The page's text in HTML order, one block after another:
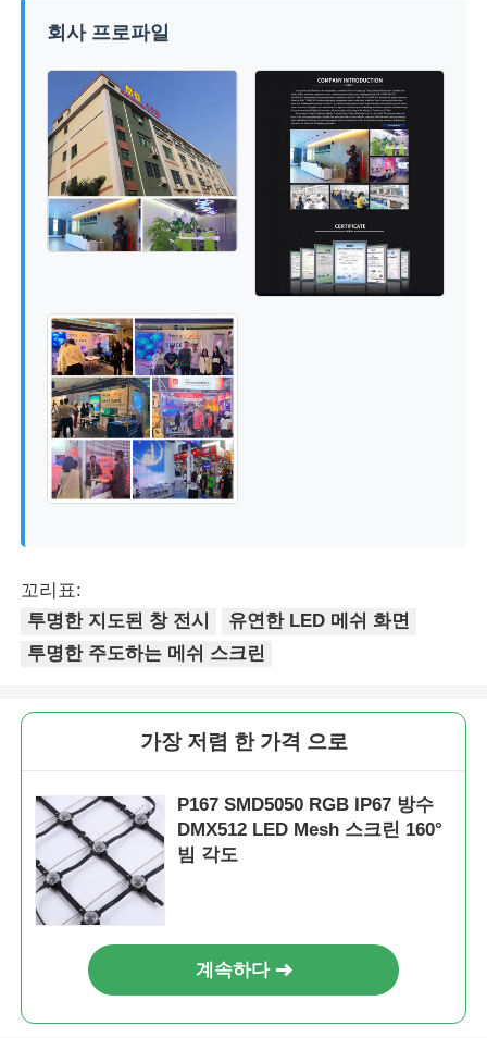
회사 프로파일
꼬리표:
투명한 지도된 창 전시
유연한 LED 메쉬 화면
투명한 주도하는 메쉬 스크린
가장 저렴 한 가격 으로
P167 SMD5050 RGB IP67 방수
DMX512 LED Mesh 스크린 160°
빔 각도
계속하다